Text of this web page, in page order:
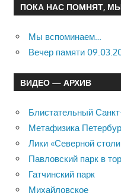
ПОКА НАС ПОМНЯТ,
Мы вспоминаем…
Вечер памяти
ВИДЕО — АРХИВ
Блистательный
Метафизика
Лики «Северной
Павловский парк в
Гатчинский парк
Михайловское